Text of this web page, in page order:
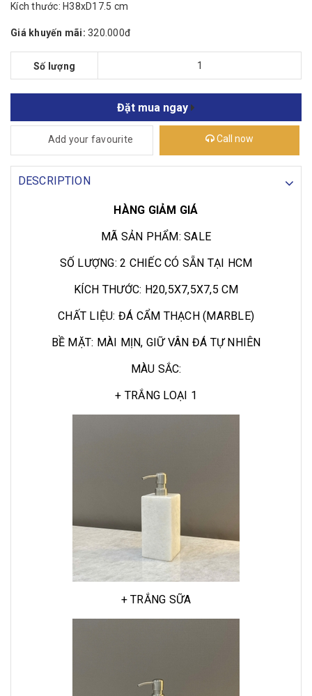
Kích thước: H38xD17.5 cm
Giá khuyến mãi: 320.000đ
Số lượng
Đặt mua ngay
Add your favourite Call now
DESCRIPTION
HÀNG GIẢM GIÁ
MÃ SẢN PHẨM: SALE
SỐ LƯỢNG: 2 CHIẾC CÓ SẴN TẠI HCM
KÍCH THƯỚC: H20,5X7,5X7,5 CM
CHẤT LIỆU: ĐÁ CẨM THẠCH (MARBLE)
BỀ MẶT: MÀI MỊN, GIỮ VÂN ĐÁ TỰ NHIÊN
MÀU SẮC:
+ TRẮNG LOẠI 1
+ TRẮNG SỮA